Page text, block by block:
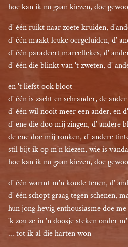
hoe kan ik nu gaan kiezen, doe
d' één ruikt naar zoete kruiden,
d' één maakt leuke oergeluiden, d'
d' één paradeert marcellekes, d'
d' één die blinkt van 't zweten, d'
en 't liefst ook bloot
d' één is zacht en schrander, de
d' één wil nooit meer een ander, en
d' ene die doo mij zingen, d' andere
de ene doe mij ronken, d' andere
stil bijt ik op m'n kiezen, wie is
hoe kan ik nu gaan kiezen, doe
d' één warmt m'n koude tenen, d'
d' één schopt graag tegen schenen,
hun jong hevig enthousiasme doe
'k zou ze in 'n doosje steken onder
... tot ik al die harten won